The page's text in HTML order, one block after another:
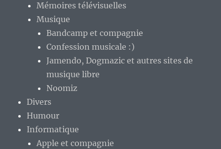
Mémoires télévisuelles
Musique
Bandcamp et compagnie
Confession musicale :)
Jamendo, Dogmazic et autres sites de
musique libre
Noomiz
Divers
Humour
Informatique
Apple et compagnie